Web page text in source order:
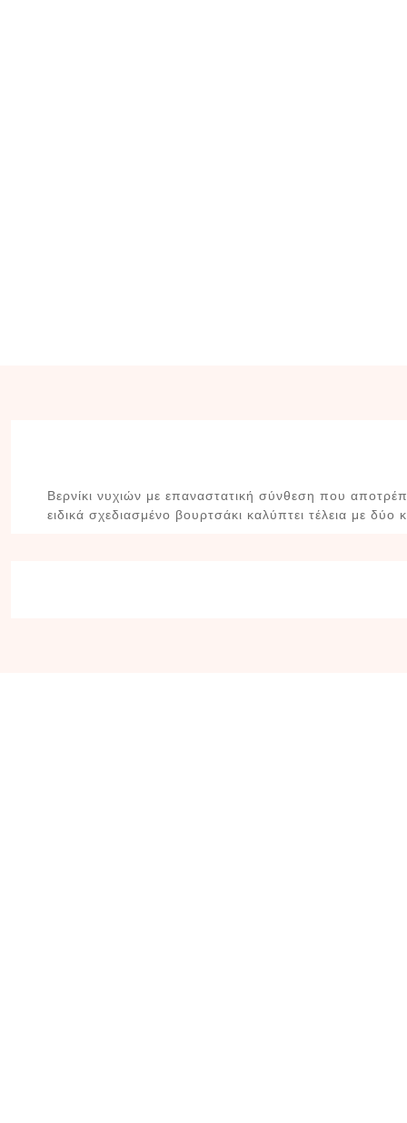
Βερνίκι νυχιών με επαναστατική σύνθεση που
ειδικά σχεδιασμένο βουρτσάκι καλύπτει τέλεια με δύο